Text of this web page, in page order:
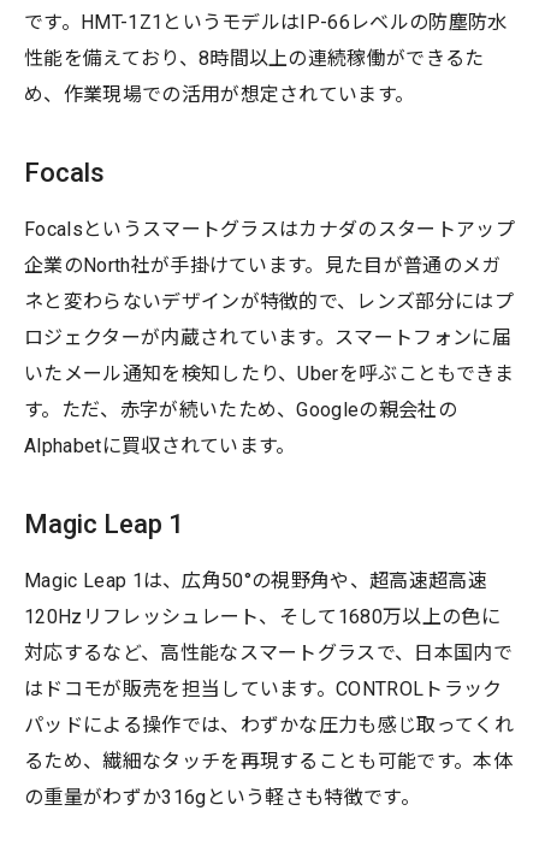
です。HMT-1Z1というモデルはIP-66レベルの防塵防水
性能を備えており、8時間以上の連続稼働ができるた
め、作業現場での活用が想定されています。
Focals
Focalsというスマートグラスはカナダのスタートアップ
企業のNorth社が手掛けています。見た目が普通のメガ
ネと変わらないデザインが特徴的で、レンズ部分にはプ
ロジェクターが内蔵されています。スマートフォンに届
いたメール通知を検知したり、Uberを呼ぶこともできま
す。ただ、赤字が続いたため、Googleの親会社の
Alphabetに買収されています。
Magic Leap 1
Magic Leap 1は、広角50°の視野角や、超高速超高速
120Hzリフレッシュレート、そして1680万以上の色に
対応するなど、高性能なスマートグラスで、日本国内で
はドコモが販売を担当しています。CONTROLトラック
パッドによる操作では、わずかな圧力も感じ取ってくれ
るため、繊細なタッチを再現することも可能です。本体
の重量がわずか316gという軽さも特徴です。